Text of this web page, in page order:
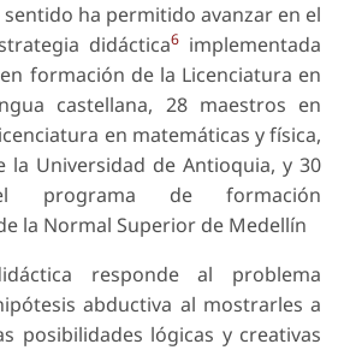
ha permitido avanzar en el
didáctica6 implementada
formación de la Licenciatura en
castellana, 28 maestros en
en matemáticas y física,
la Universidad de Antioquia, y 30
programa de formación
la Normal Superior de Medellín
responde al problema
abductiva al mostrarles a
posibilidades lógicas y creativas